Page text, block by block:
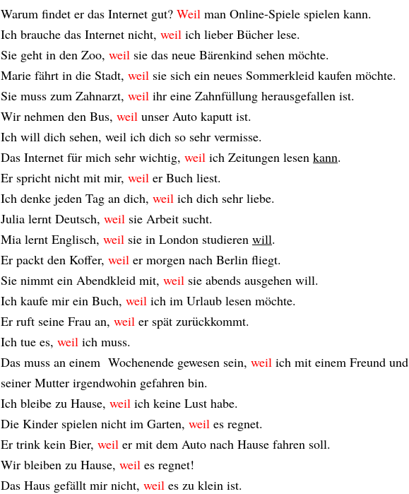
Warum findet er das Internet gut? Weil man Online-Spiele spielen kann.
Ich brauche das Internet nicht, weil ich lieber Bücher lese.
Sie geht in den Zoo, weil sie das neue Bärenkind sehen möchte.
Marie fährt in die Stadt, weil sie sich ein neues Sommerkleid kaufen möchte.
Sie muss zum Zahnarzt, weil ihr eine Zahnfüllung herausgefallen ist.
Wir nehmen den Bus, weil unser Auto kaputt ist.
Ich will dich sehen, weil ich dich so sehr vermisse.
Das Internet für mich sehr wichtig, weil ich Zeitungen lesen kann.
Er spricht nicht mit mir, weil er Buch liest.
Ich denke jeden Tag an dich, weil ich dich sehr liebe.
Julia lernt Deutsch, weil sie Arbeit sucht.
Mia lernt Englisch, weil sie in London studieren will.
Er packt den Koffer, weil er morgen nach Berlin fliegt.
Sie nimmt ein Abendkleid mit, weil sie abends ausgehen will.
Ich kaufe mir ein Buch, weil ich im Urlaub lesen möchte.
Er ruft seine Frau an, weil er spät zurückkommt.
Ich tue es, weil ich muss.
Das muss an einem Wochenende gewesen sein, weil ich mit einem Freund und
seiner Mutter irgendwohin gefahren bin.
Ich bleibe zu Hause, weil ich keine Lust habe.
Die Kinder spielen nicht im Garten, weil es regnet.
Er trink kein Bier, weil er mit dem Auto nach Hause fahren soll.
Wir bleiben zu Hause, weil es regnet!
Das Haus gefällt mir nicht, weil es zu klein ist.